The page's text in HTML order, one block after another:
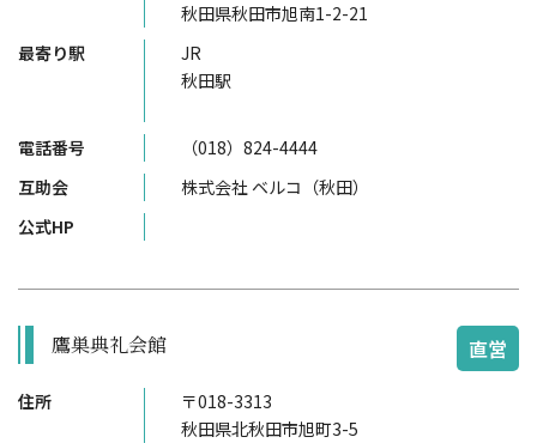
秋田県秋田市旭南1-2-21
最寄り駅
JR
秋田駅
電話番号
（018）824-4444
互助会
株式会社 ベルコ（秋田）
公式HP
鷹巣典礼会館 直営
住所
〒018-3313
秋田県北秋田市旭町3-5